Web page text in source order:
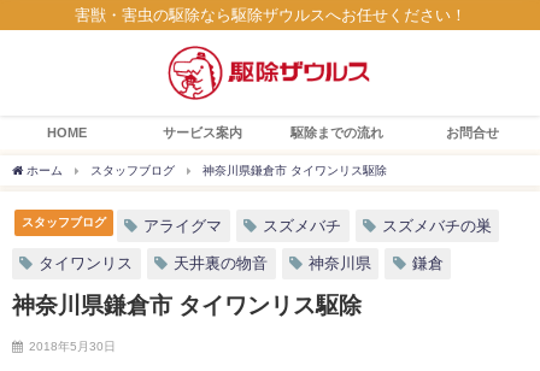
害獣・害虫の駆除なら駆除ザウルスへお任せください！
HOME サービス案内 駆除までの流れ お問合せ
ホーム スタッフブログ 神奈川県鎌倉市 タイワンリス駆除
スタッフブログ アライグマ スズメバチ スズメバチの巣
タイワンリス 天井裏の物音 神奈川県 鎌倉
神奈川県鎌倉市 タイワンリス駆除
2018年5月30日